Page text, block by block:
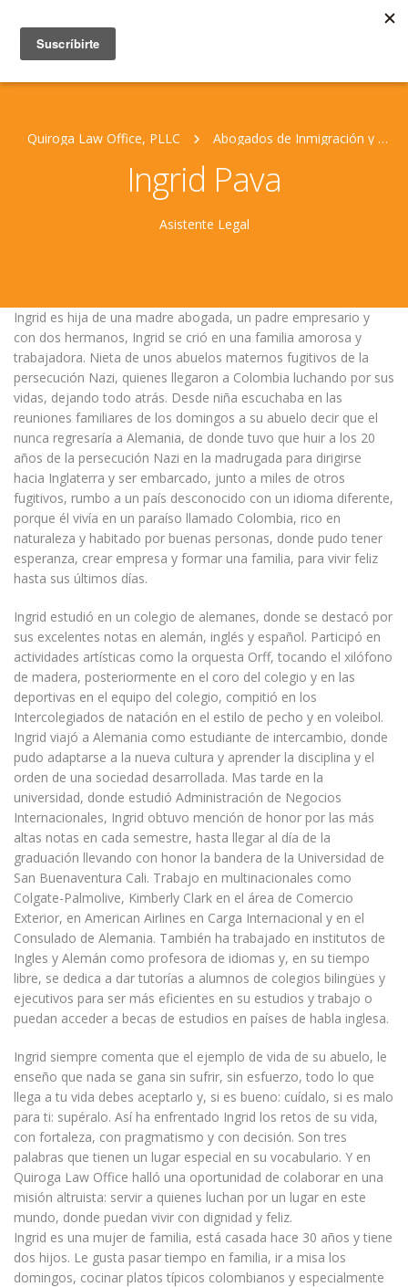
Quiroga Law Office, PLLC Abogados de Inmigración y Personal Jurídico
Ingrid Pava
Asistente Legal
Ingrid es hija de una madre abogada, un padre empresario y
con dos hermanos, Ingrid se crió en una familia amorosa y
trabajadora. Nieta de unos abuelos maternos fugitivos de la
persecución Nazi, quienes llegaron a Colombia luchando por sus
vidas, dejando todo atrás. Desde niña escuchaba en las
reuniones familiares de los domingos a su abuelo decir que el
nunca regresaría a Alemania, de donde tuvo que huir a los 20
años de la persecución Nazi en la madrugada para dirigirse
hacia Inglaterra y ser embarcado, junto a miles de otros
fugitivos, rumbo a un país desconocido con un idioma diferente,
porque él vivía en un paraíso llamado Colombia, rico en
naturaleza y habitado por buenas personas, donde pudo tener
esperanza, crear empresa y formar una familia, para vivir feliz
hasta sus últimos días.
Ingrid estudió en un colegio de alemanes, donde se destacó por
sus excelentes notas en alemán, inglés y español. Participó en
actividades artísticas como la orquesta Orff, tocando el xilófono
de madera, posteriormente en el coro del colegio y en las
deportivas en el equipo del colegio, compitió en los
Intercolegiados de natación en el estilo de pecho y en voleibol.
Ingrid viajó a Alemania como estudiante de intercambio, donde
pudo adaptarse a la nueva cultura y aprender la disciplina y el
orden de una sociedad desarrollada. Mas tarde en la
universidad, donde estudió Administración de Negocios
Internacionales, Ingrid obtuvo mención de honor por las más
altas notas en cada semestre, hasta llegar al día de la
graduación llevando con honor la bandera de la Universidad de
San Buenaventura Cali. Trabajo en multinacionales como
Colgate-Palmolive, Kimberly Clark en el área de Comercio
Exterior, en American Airlines en Carga Internacional y en el
Consulado de Alemania. También ha trabajado en institutos de
Ingles y Alemán como profesora de idiomas y, en su tiempo
libre, se dedica a dar tutorías a alumnos de colegios bilingües y
ejecutivos para ser más eficientes en su estudios y trabajo o
puedan acceder a becas de estudios en países de habla inglesa.
Ingrid siempre comenta que el ejemplo de vida de su abuelo, le
enseño que nada se gana sin sufrir, sin esfuerzo, todo lo que
llega a tu vida debes aceptarlo y, si es bueno: cuídalo, si es malo
para ti: supéralo. Así ha enfrentado Ingrid los retos de su vida,
con fortaleza, con pragmatismo y con decisión. Son tres
palabras que tienen un lugar especial en su vocabulario. Y en
Quiroga Law Office halló una oportunidad de colaborar en una
misión altruista: servir a quienes luchan por un lugar en este
mundo, donde puedan vivir con dignidad y feliz.
Ingrid es una mujer de familia, está casada hace 30 años y tiene
dos hijos. Le gusta pasar tiempo en familia, ir a misa los
domingos, cocinar platos típicos colombianos y especialmente